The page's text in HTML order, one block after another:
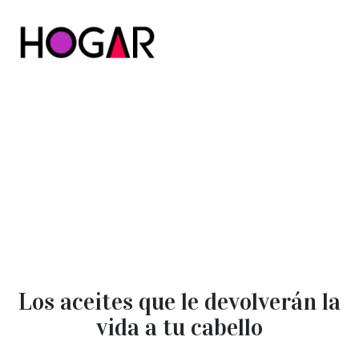
Los aceites que le devolverán la
vida a tu cabello